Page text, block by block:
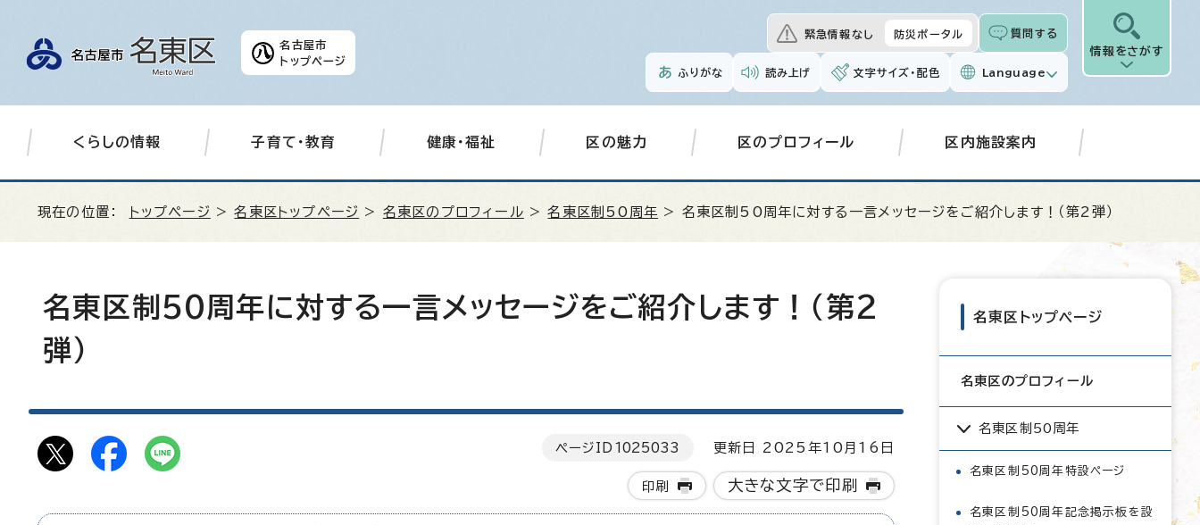
名古屋市
トップページ
緊急情報なし 防災ポータル 質問する
ふりがな 読み上げ 文字サイズ・配色 Language
情報をさがす
くらしの情報 子育て・教育 健康・福祉 区の魅力 区のプロフィール 区内施設案内
現在の位置： トップページ >名東区トップページ > 名東区のプロフィール >名東区制50周年 > 名東区制50周年に対する一言メッセージをご紹介します！（第2弾）
名東区制50周年に対する一言メッセージをご紹介します！（第2
弾）
ページID 1025033 更新日 2025年10月16日
印刷 大きな文字で印刷
名東区トップページ
名東区のプロフィール
名東区制50周年
名東区制50周年特設ページ
名東区制50周年記念掲示板を設